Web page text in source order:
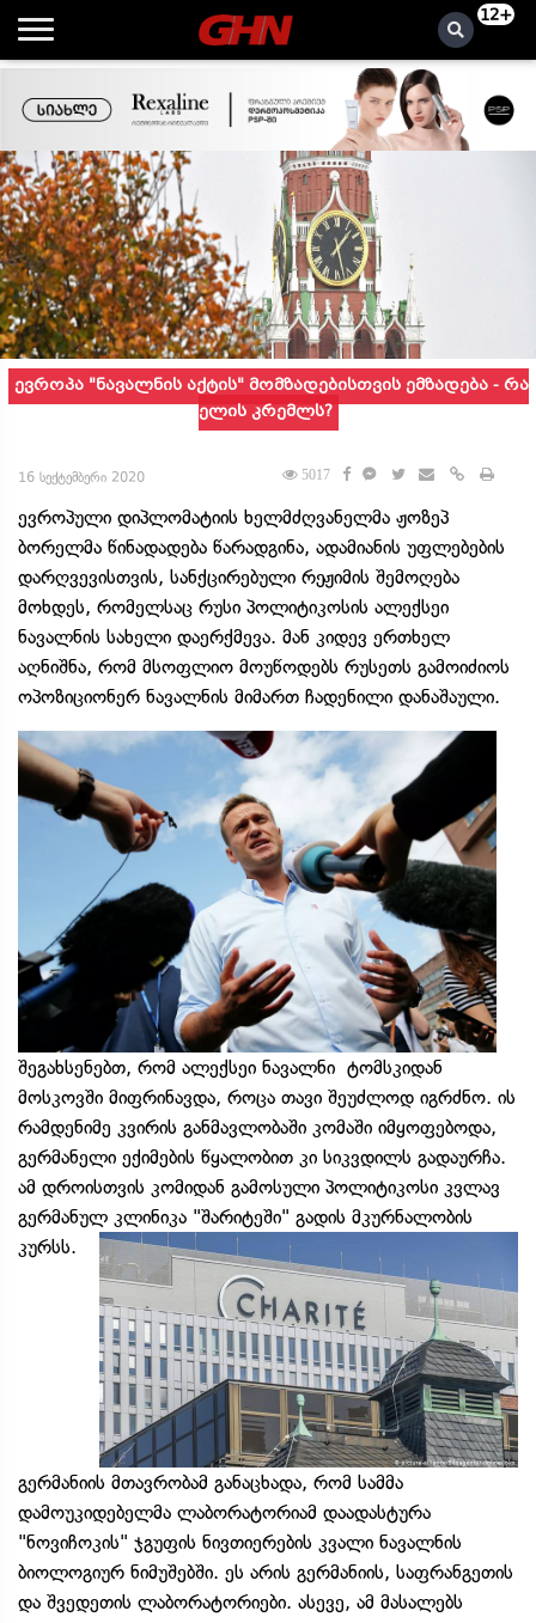
12+
ევროპა "ნავალნის აქტის" მომზადებისთვის ემზადება - რა
ელის კრემლს?
16 სექტემბერი 2020 5017
ევროპული დიპლომატიის ხელმძღვანელმა ჟოზეპ
ბორელმა წინადადება წარადგინა, ადამიანის უფლებების
დარღვევისთვის, სანქცირებული რეჟიმის შემოღება
მოხდეს, რომელსაც რუსი პოლიტიკოსის ალექსეი
ნავალნის სახელი დაერქმევა. მან კიდევ ერთხელ
აღნიშნა, რომ მსოფლიო მოუწოდებს რუსეთს გამოიძიოს
ოპოზიციონერ ნავალნის მიმართ ჩადენილი დანაშაული.
შეგახსენებთ, რომ ალექსეი ნავალნი ტომსკიდან
მოსკოვში მიფრინავდა, როცა თავი შეუძლოდ იგრძნო. ის
რამდენიმე კვირის განმავლობაში კომაში იმყოფებოდა,
გერმანელი ექიმების წყალობით კი სიკვდილს გადაურჩა.
ამ დროისთვის კომიდან გამოსული პოლიტიკოსი კვლავ
გერმანულ კლინიკა "შარიტეში" გადის მკურნალობის
კურსს.
გერმანიის მთავრობამ განაცხადა, რომ სამმა
დამოუკიდებელმა ლაბორატორიამ დაადასტურა
"ნოვიჩოკის" ჯგუფის ნივთიერების კვალი ნავალნის
ბიოლოგიურ ნიმუშებში. ეს არის გერმანიის, საფრანგეთის
და შვედეთის ლაბორატორიები. ასევე, ამ მასალებს